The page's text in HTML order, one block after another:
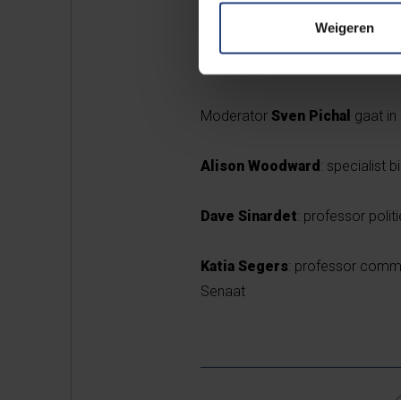
Weigeren
stemmen we alsmaar
Moderator Sven Pichal gaat in
Alison Woodward : specialist
Dave Sinardet: professor
Katia Segers: professor
Senaat